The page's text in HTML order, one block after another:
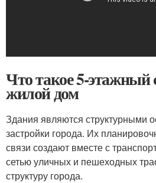
Что такое 5-
жилой дом
Здания являются структурными
застройки города. Их
связи создают вместе с
сетью уличных и пешеходных
структуру города.